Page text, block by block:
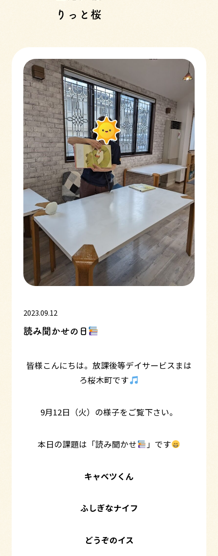
2023.09.12
読み聞かせの日
皆様こんにちは。放課後等デイサービスまは
ろ桜木町です
9月12日（火）の様子をご覧下さい。
本日の課題は「読み聞かせ 」です
キャベツくん
ふしぎなナイフ
どうぞのイス
りっと桜